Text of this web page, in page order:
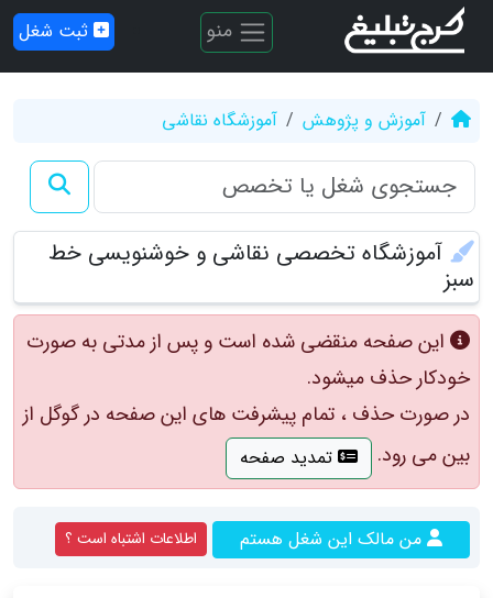
منو ثبت شغل
آموزش و پژوهش آموزشگاه نقاشی
آموزشگاه تخصصی نقاشی و خوشنویسی خط
سبز
این صفحه منقضی شده است و پس از مدتی به صورت
خودکار حذف میشود.
در صورت حذف ، تمام پیشرفت های این صفحه در گوگل از
بین می رود.
تمدید صفحه
من مالک این شغل هستم اطلاعات اشتباه است ؟